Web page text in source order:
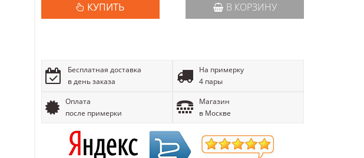
КУПИТЬ В КОРЗИНУ
Бесплатная доставка
в день заказа
На примерку
4 пары
Оплата
после примерки
Магазин
в Москве